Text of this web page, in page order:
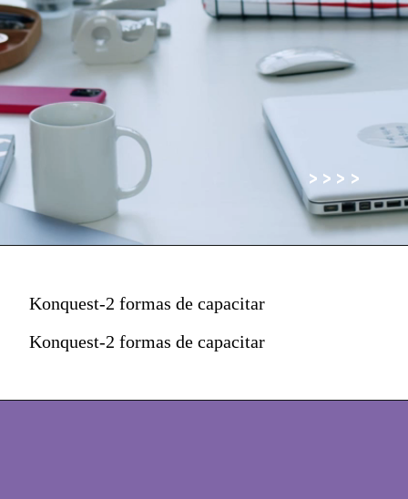
>
>
> >
Konquest-2 formas de capacitar
Konquest-2 formas de capacitar